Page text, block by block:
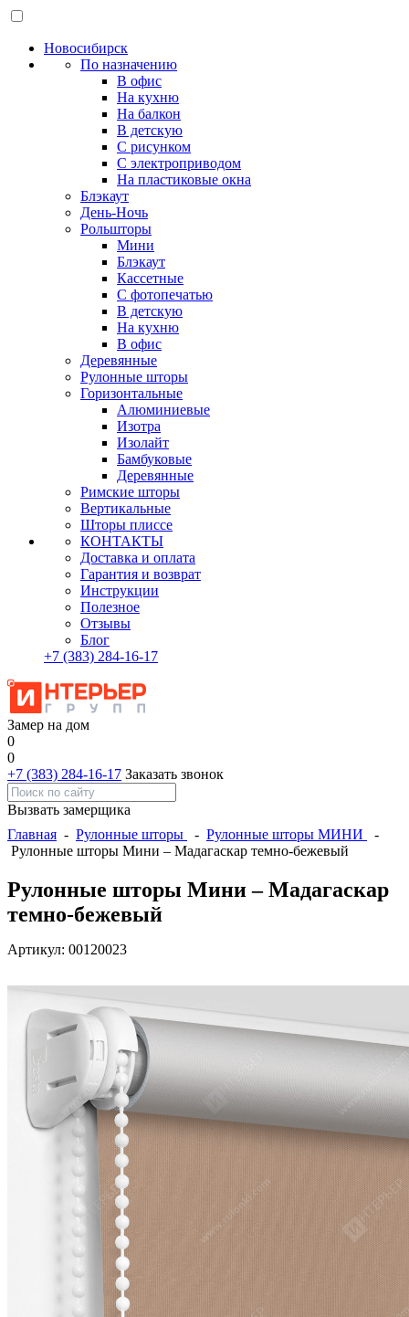
Новосибирск
По назначению
В офис
На кухню
На балкон
В детскую
С рисунком
С электроприводом
На пластиковые окна
Блэкаут
День-Ночь
Рольшторы
Мини
Блэкаут
Кассетные
С фотопечатью
В детскую
На кухню
В офис
Деревянные
Рулонные шторы
Горизонтальные
Алюминиевые
Изотра
Изолайт
Бамбуковые
Деревянные
Римские шторы
Вертикальные
Шторы плиссе
КОНТАКТЫ
Доставка и оплата
Гарантия и возврат
Инструкции
Полезное
Отзывы
Блог
+7 (383) 284-16-17
Замер на дом
0
0
+7 (383) 284-16-17 Заказать звонок
Вызвать замерщика
Главная - Рулонные шторы - Рулонные шторы МИНИ
-
Рулонные шторы Мини – Мадагаскар темно-бежевый
Рулонные шторы Мини – Мадагаскар
темно-бежевый
Артикул: 00120023